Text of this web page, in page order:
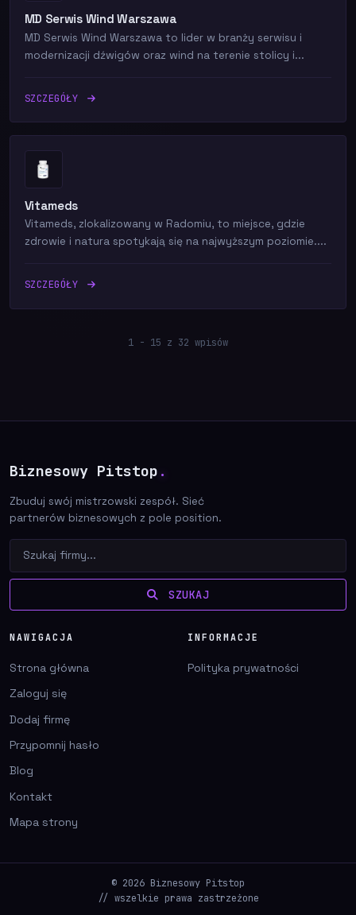
MD Serwis Wind Warszawa
MD Serwis Wind Warszawa to lider w branży serwisu i
modernizacji dźwigów oraz wind na terenie stolicy i...
SZCZEGÓŁY
Vitameds
Vitameds, zlokalizowany w Radomiu, to miejsce, gdzie
zdrowie i natura spotykają się na najwyższym poziomie....
SZCZEGÓŁY
1 - 15 z 32 wpisów
Biznesowy Pitstop .
Zbuduj swój mistrzowski zespół. Sieć
partnerów biznesowych z pole position.
SZUKAJ
NAWIGACJA
Strona główna
Zaloguj się
Dodaj firmę
Przypomnij hasło
Blog
Kontakt
Mapa strony
INFORMACJE
Polityka prywatności
© 2026 Biznesowy Pitstop
// wszelkie prawa zastrzeżone